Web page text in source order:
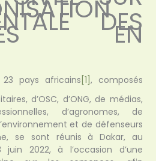
DES
EN
pays africains [1], composés
d’OSC, d’ONG, de médias,
d’agronomes, de
et de défenseurs
se sont réunis à Dakar, au
2022, à l’occasion d’une